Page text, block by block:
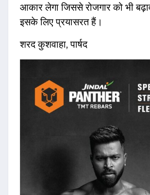
आकार लेगा जिससे रोजगार को भी
इसके लिए प्रयासरत हैं।
शरद कुशवाहा, पार्षद